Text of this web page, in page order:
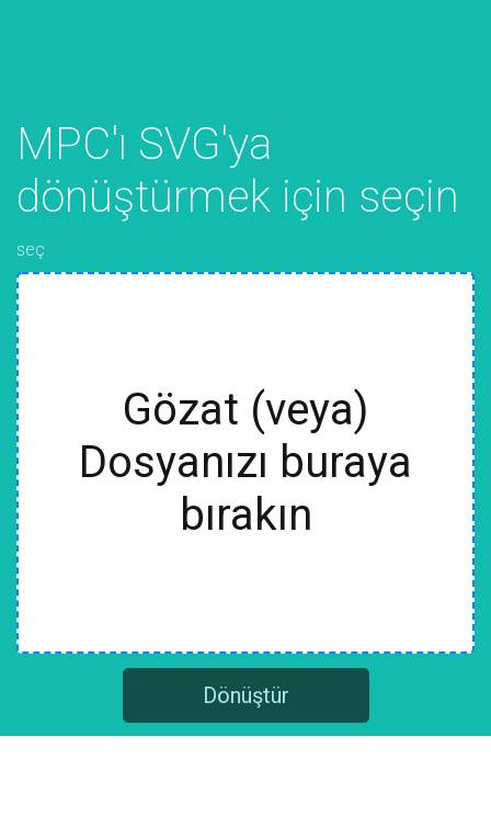
MPC'ı SVG'ya
dönüştürmek için seçin
seç
Gözat (veya)
Dosyanızı buraya
bırakın
Dönüştür